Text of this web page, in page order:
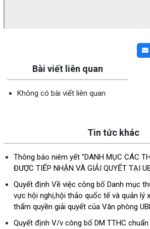
Bài viết liên quan
Không có bài viết liên quan
Tin tức khác
Thông báo niêm yết "DANH MỤC CÁC
ĐƯỢC TIẾP NHẬN VÀ GIẢI QUYẾT TẠI
Quyết định Về việc công bố Danh mục
vực hội nghị,hội thảo quốc tế và quản lý
thẩm quyền giải quyết của Văn phòng
Quyết định V/v công bố DM TTHC